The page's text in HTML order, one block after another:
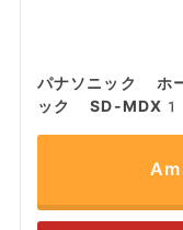
パナソニック ホ
ック SD-